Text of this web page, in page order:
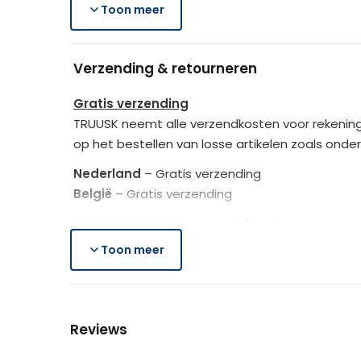
Verpakkingsafmetingen (LxBxH)
Afmetingen
Verpakking
Kleur
Materiaal
Toon meer
Verzending & retourneren
Gratis verzending
TRUUSK neemt alle verzendkosten voor
op het bestellen van losse artikelen zoals
Nederland – Gratis verzending
België – Gratis verzending
Lees hier meer..
Gratis retourneren
Je heb na de retourmelding nogmaals 14
de producten controleert TRUUSK het
Toon meer
Reviews